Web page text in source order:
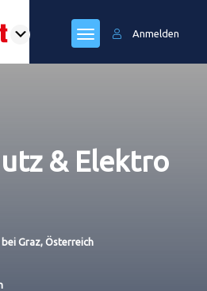
Anmelden
& Elektro
Graz, Österreich